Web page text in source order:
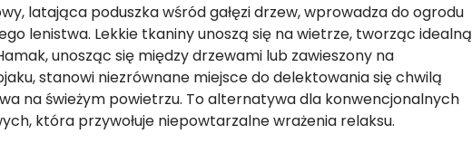
latająca poduszka wśród gałęzi drzew, wprowadza do ogrodu
lenistwa. Lekkie tkaniny unoszą się na wietrze, tworząc idealną
unosząc się między drzewami lub zawieszony na
stanowi niezrównane miejsce do delektowania się chwilą
na świeżym powietrzu. To alternatywa dla konwencjonalnych
która przywołuje niepowtarzalne wrażenia relaksu.